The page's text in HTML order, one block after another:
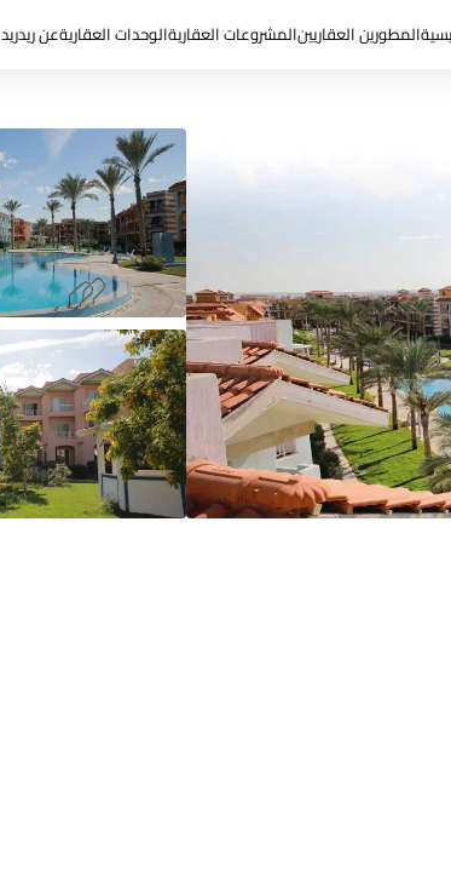
المطورين العقاريينالمشروعات العقاريةالوحدات العقاريةعن ريدريد